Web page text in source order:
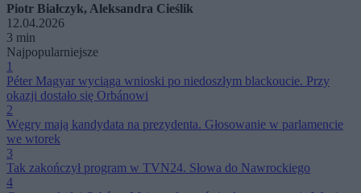
Piotr Białczyk, Aleksandra Cieślik
12.04.2026
3 min
Najpopularniejsze
1
Péter Magyar wyciąga wnioski po niedoszłym blackoucie. Przy
okazji dostało się Orbánowi
2
Węgry mają kandydata na prezydenta. Głosowanie w parlamencie
we wtorek
3
Tak zakończył program w TVN24. Słowa do Nawrockiego
4